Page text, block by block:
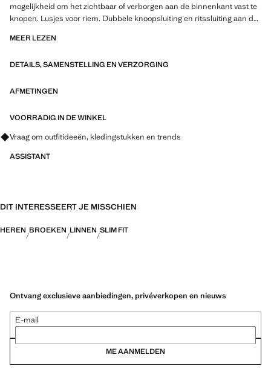
mogelijkheid om het zichtbaar of verborgen aan de binnenkant vast te
knopen. Lusjes voor riem. Dubbele knoopsluiting en ritssluiting aan de
paspelzakken met knoop aan de achterkant. Product in de uitverkoop
MEER LEZEN
DETAILS, SAMENSTELLING EN VERZORGING
AFMETINGEN
VOORRADIG IN DE WINKEL
Vraag om outfitideeën, kledingstukken en trends
ASSISTANT
DIT INTERESSEERT JE MISSCHIEN
HEREN BROEKEN LINNEN SLIM FIT
Ontvang exclusieve aanbiedingen, privéverkopen en nieuws
E-mail
ME AANMELDEN